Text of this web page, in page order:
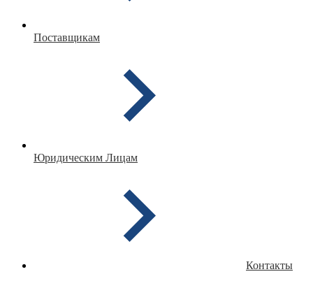
Поставщикам
Юридическим Лицам
Контакты